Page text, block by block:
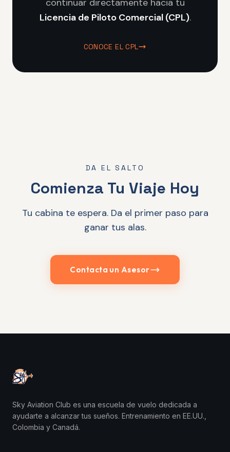
continuar directamente hacia tu
Licencia de Piloto Comercial (CPL).
CONOCE EL CPL
DA EL SALTO
Comienza Tu Viaje Hoy
Tu cabina te espera. Da el primer paso para
ganar tus alas.
Contacta un Asesor
Sky Aviation Club es una escuela de vuelo dedicada a
ayudarte a alcanzar tus sueños. Entrenamiento en EE.UU.,
Colombia y Canadá.